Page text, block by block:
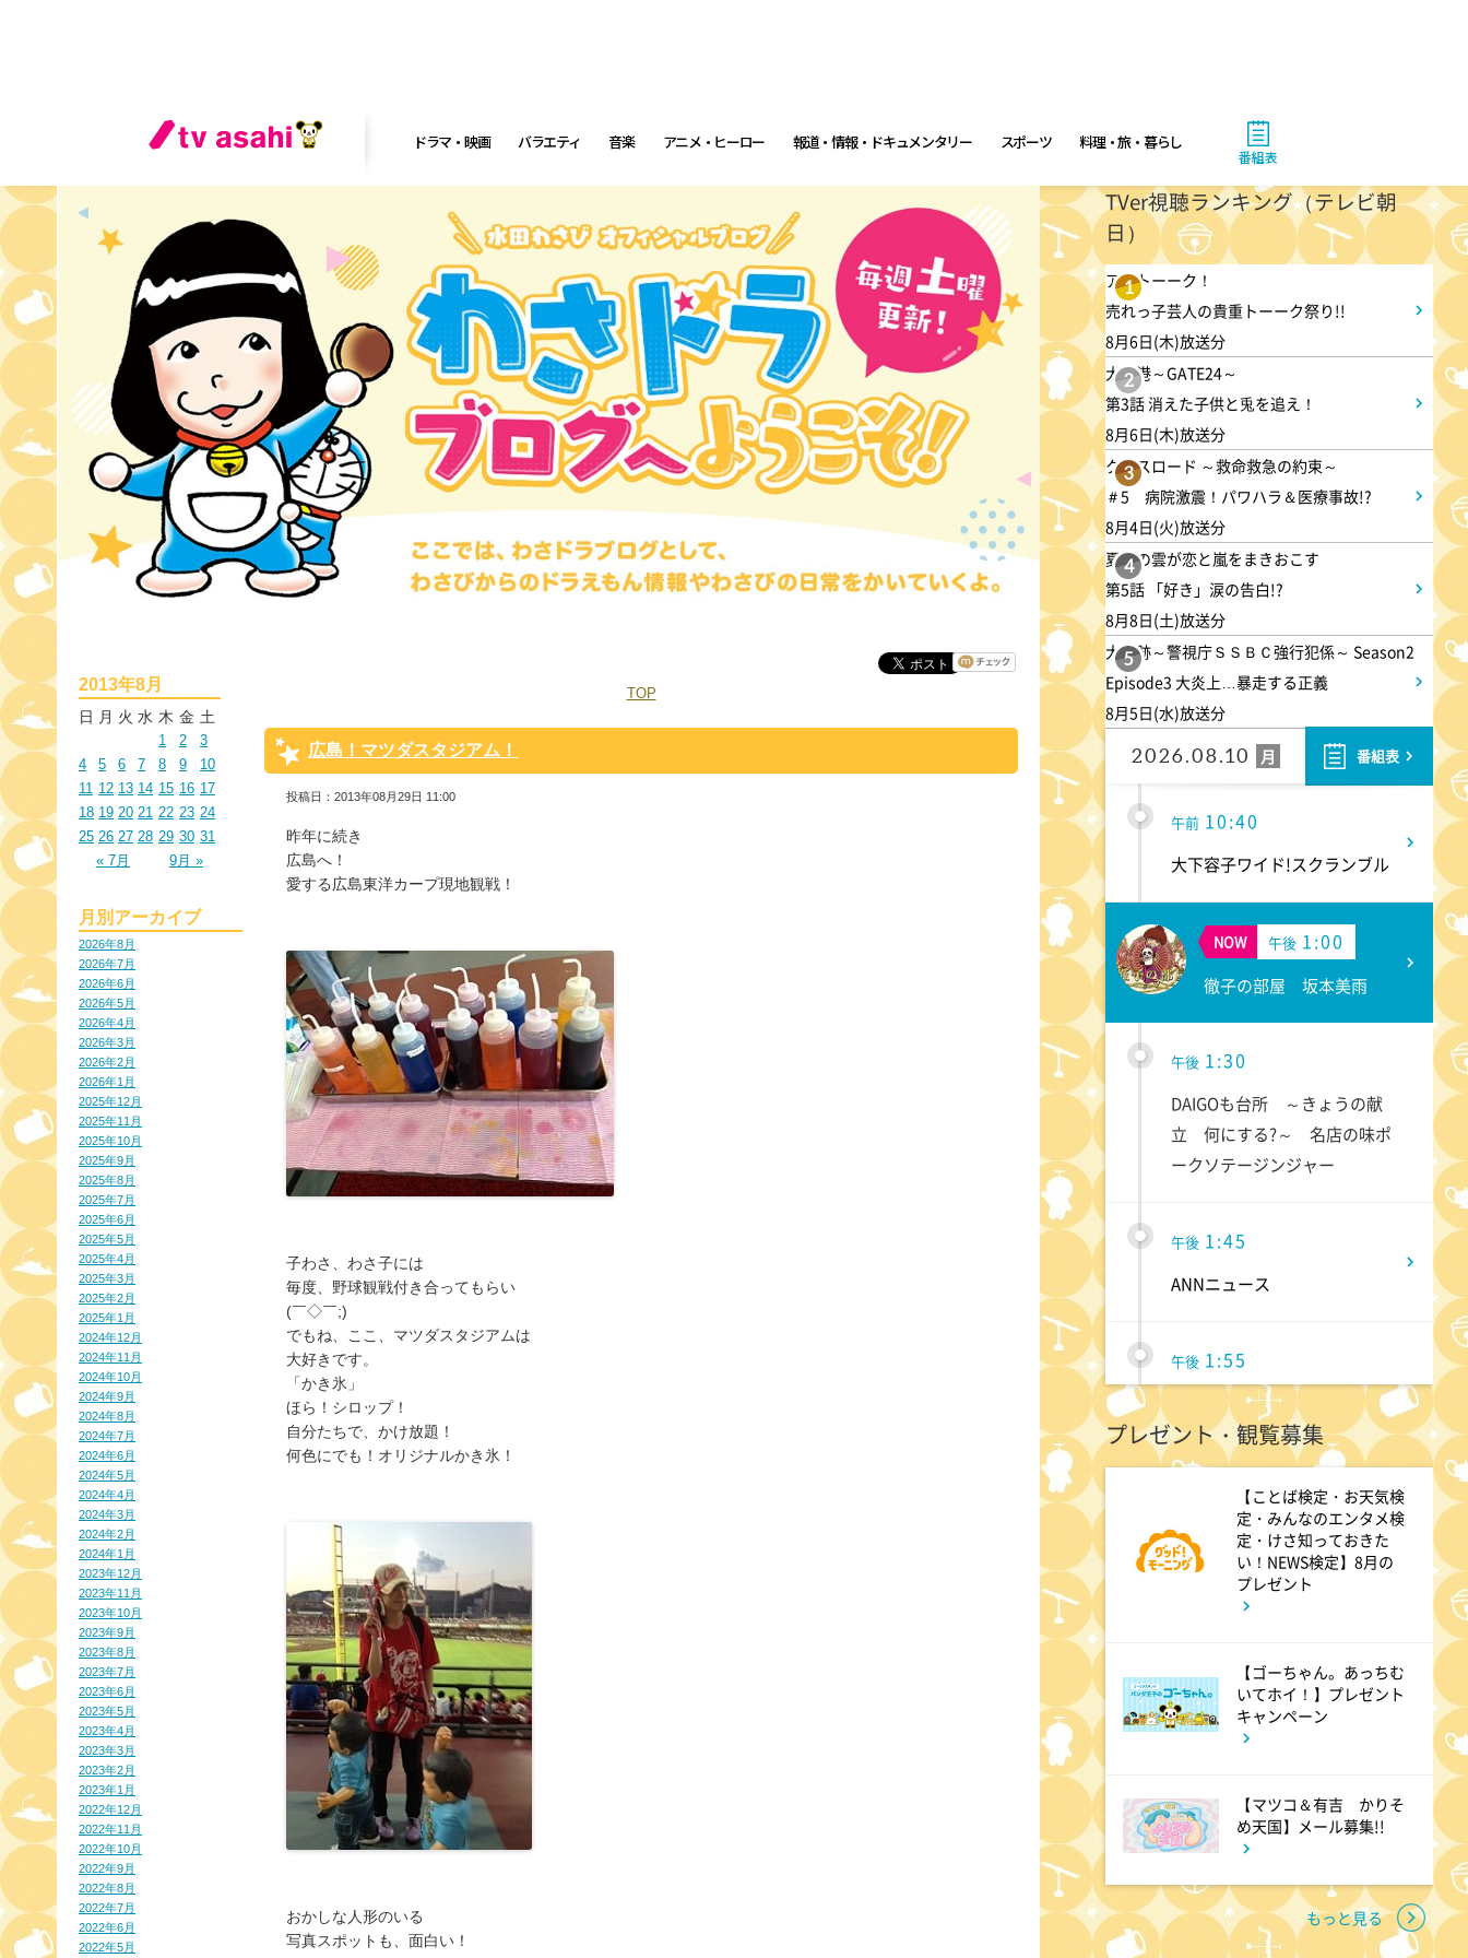
ドラマ・映画 バラエティ 音楽 アニメ・ヒーロー 報道・情報・ドキュメンタリー スポーツ 料理・旅・暮らし
番組表
2013年8月
日 月 火 水 木 金 土
1 2
3
4
5 6 7 8 9
10
11 12 13 14 15 16 17
18 19 20 21 22 23 24
25 26 27 28 29 30 31
« 7月
9月 »
月別アーカイブ
2026年8月
2026年7月
2026年6月
2026年5月
2026年4月
2026年3月
2026年2月
2026年1月
2025年12月
2025年11月
2025年10月
2025年9月
2025年8月
2025年7月
2025年6月
2025年5月
2025年4月
2025年3月
2025年2月
2025年1月
2024年12月
2024年11月
2024年10月
2024年9月
2024年8月
2024年7月
2024年6月
2024年5月
2024年4月
2024年3月
2024年2月
2024年1月
2023年12月
2023年11月
2023年10月
2023年9月
2023年8月
2023年7月
2023年6月
2023年5月
2023年4月
2023年3月
2023年2月
2023年1月
2022年12月
2022年11月
2022年10月
2022年9月
2022年8月
2022年7月
2022年6月
2022年5月
TOP
広島！マツダスタジアム！
投稿日：2013年08月29日 11:00
昨年に続き
広島へ！
愛する広島東洋カープ現地観戦！
子わさ、わさ子には
毎度、野球観戦付き合ってもらい
(￣◇￣;)
でもね、ここ、マツダスタジアムは
大好きです。
「かき氷」
ほら！シロップ！
自分たちで、かけ放題！
何色にでも！オリジナルかき氷！
おかしな人形のいる
写真スポットも、面白い！
TVer視聴ランキング（テレビ朝
日）
1
アメトーーク！
売れっ子芸人の貴重トーーク祭り!!
8月6日(木)放送分
2
大空港～GATE24～
第3話 消えた子供と兎を追え！
8月6日(木)放送分
3
クロスロード ～救命救急の約束～
＃5 病院激震！パワハラ＆医療事故!?
8月4日(火)放送分
4
夏色の雲が恋と嵐をまきおこす
第5話 「好き」涙の告白!?
8月8日(土)放送分
5
大追跡～警視庁ＳＳＢＣ強行犯係～ Season2
Episode3 大炎上…暴走する正義
8月5日(水)放送分
2026.08.10 月 番組表
あさ
軍9 #20
あさ 4:55
グッド!モーニング
あさ 8:00
羽鳥慎一モーニングショー
午前 9:55
有働由美子の健康案内人! な
かなか相談できないけど意外と
多い!尿トラブル
午前 10:10
じゅん散歩
午前 10:40
大下容子ワイド!スクランブル
NOW 午後 1:00
徹子の部屋 坂本美雨
午後 1:30
DAIGOも台所 ～きょうの献
立 何にする?～ 名店の味ポ
ークソテージンジャー
午後 1:45
ANNニュース
午後 1:55
クロスロード ～救命救急の約
束～ #5
2:53
科捜研の女13 #6
相棒21 #9
4:48
太朗と森山みなみが<ニュース
のハテナ>を深掘り
7:00
プレゼント・観覧募集
【ことば検定・お天気検
定・みんなのエンタメ検
定・けさ知っておきた
い！NEWS検定】8月の
プレゼント
【ゴーちゃん。あっちむ
いてホイ！】プレゼント
キャンペーン
【マツコ＆有吉 かりそ
め天国】メール募集!!
もっと見る